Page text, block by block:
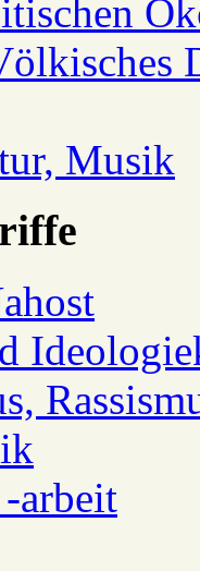
Musik
arbeit